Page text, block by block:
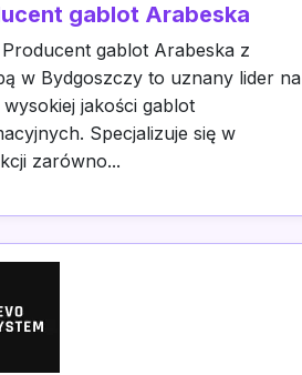
gablot Arabeska
gablot Arabeska z
w Bydgoszczy to uznany lider na
jakości gablot
Specjalizuje się w
zarówno...